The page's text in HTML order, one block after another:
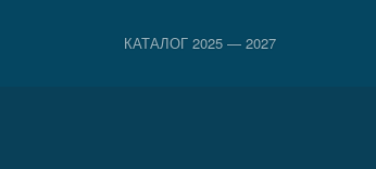
КАТАЛОГ 2025 — 2027